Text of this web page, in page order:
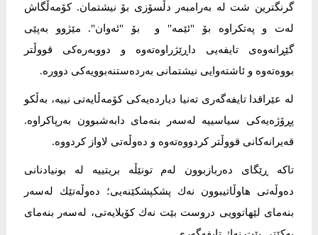
گرنگترین شت لە بەرامبەر دڵسۆزی بۆ نیشتمان. کۆمەڵگاش
لەت و پەتکراوە بۆ "ئێمە" و بۆ "ئەوان". مێژوو بەپێی
گێڕانەوەی تایفەیی داڕێژراوەتەوە و دووبەرەکی قووڵتر
بووەتەوە و ئاشتەوایی نیشتمانی بەردەستنەبوویەکی دوورە.
لە عێراقدا تایفەگەری تەنیا دیاردەیەکی کۆمەڵایەتی نییە، بەڵکو
پڕۆژەیەکی سیاسییە لەسەر بنەمای دابەشبوون بەرپاکراوە.
قەیرانەکانی قووڵتر کردووەتەوە و دەوڵەتی لاواز کردووە.
تاکە ڕێگای دەربازبوون لەم تونێڵە بریتییە لە بونیادنانی
دەوڵەتی هاوڵاتیبوون نەك پشكپشکێنەیی؛ دەوڵەتێك لەسەر
بنەمای لێهاتوویی دروست بێت نەك کۆیلایەتی، لەسەر بنەمای